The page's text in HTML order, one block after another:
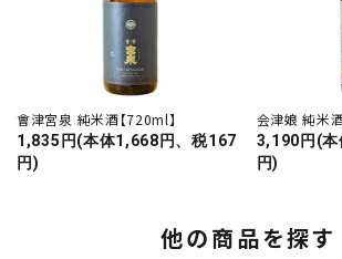
會津宮泉 純米酒【720ml】
1,835円(本体1,668円、税167
円)
会津娘 純米酒
3,190円(
円)
他の商品を探す